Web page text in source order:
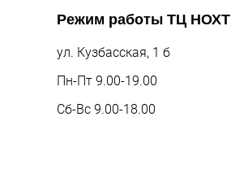
Режим работы ТЦ НОХТ
ул. Кузбасская, 1 б
Пн-Пт 9.00-19.00
Сб-Вс 9.00-18.00